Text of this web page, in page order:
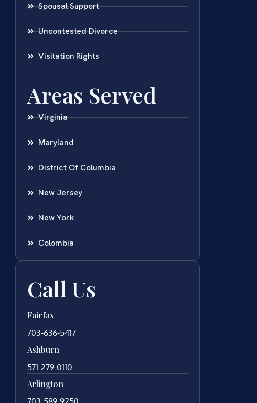
Spousal Support
Uncontested Divorce
Visitation Rights
Areas Served
Virginia
Maryland
District Of Columbia
New Jersey
New York
Colombia
Call Us
Fairfax
703-636-5417
Ashburn
571-279-0110
Arlington